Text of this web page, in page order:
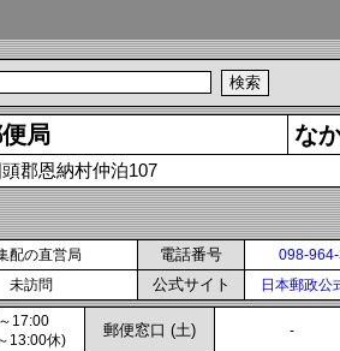
局 な
郡恩納村仲泊107
配の直営局 電話番号 098-
未訪問 公式サイト 日本郵政公
17:00
13:00休)
郵便窓口 (土) -